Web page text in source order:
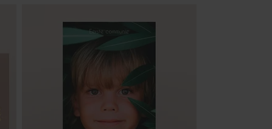
Sticker bellenblaas met foto en naam